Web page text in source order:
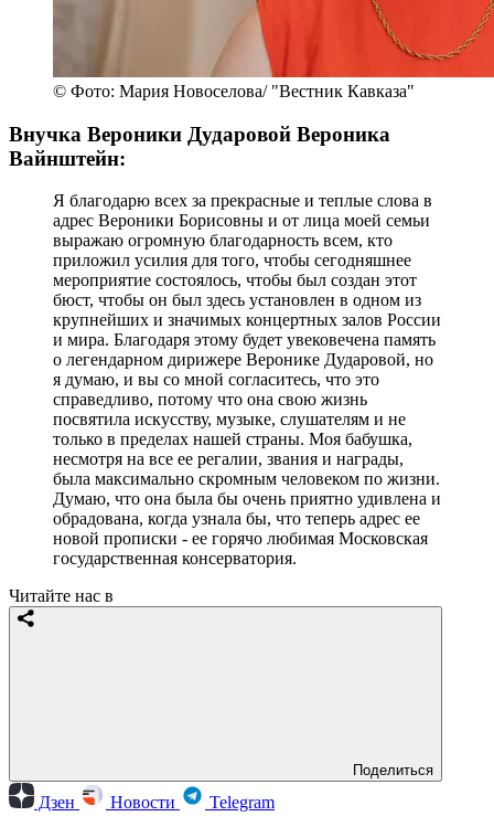
© Фото: Мария Новоселова/ "Вестник Кавказа"
Внучка Вероники Дударовой Вероника
Вайнштейн:
Я благодарю всех за прекрасные и теплые слова в
адрес Вероники Борисовны и от лица моей семьи
выражаю огромную благодарность всем, кто
приложил усилия для того, чтобы сегодняшнее
мероприятие состоялось, чтобы был создан этот
бюст, чтобы он был здесь установлен в одном из
крупнейших и значимых концертных залов России
и мира. Благодаря этому будет увековечена память
о легендарном дирижере Веронике Дударовой, но
я думаю, и вы со мной согласитесь, что это
справедливо, потому что она свою жизнь
посвятила искусству, музыке, слушателям и не
только в пределах нашей страны. Моя бабушка,
несмотря на все ее регалии, звания и награды,
была максимально скромным человеком по жизни.
Думаю, что она была бы очень приятно удивлена и
обрадована, когда узнала бы, что теперь адрес ее
новой прописки - ее горячо любимая Московская
государственная консерватория.
Читайте нас в
Поделиться
Дзен Новости Telegram